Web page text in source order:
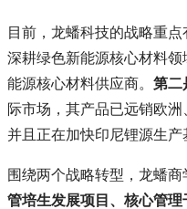
目前，龙蟠科技的战略重点
深耕绿色新能源核心材料
能源核心材料供应商。 第二
际市场，其产品已远销欧
并且正在加快印尼锂源生产
围绕两个战略转型，龙蟠商
管培生发展项目、核心管